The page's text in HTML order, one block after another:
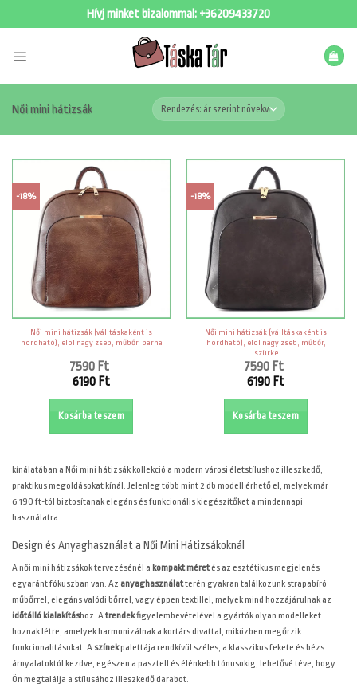
Hívj minket bizalommal: +36209433720
Női mini hátizsák
-18%
Női mini hátizsák (válltáskaként is
hordható), elöl nagy zseb, műbőr, barna
7590Ft
Original
7590 Ft.
6190 Ft
Current
price
is:
6190 Ft.
Kosárba teszem
-18%
Női mini hátizsák (válltáskaként is
hordható), elöl nagy zseb, műbőr,
szürke
7590Ft
Original
7590 Ft.
6190 Ft
Current
price
is:
6190 Ft.
Kosárba teszem
kínálatában a Női mini hátizsák kollekció a modern városi életstílushoz illeszkedő,
praktikus megoldásokat kínál. Jelenleg több mint 2 db modell érhető el, melyek már
6 190 ft-tól biztosítanak elegáns és funkcionális kiegészítőket a mindennapi
használatra.
Design és Anyaghasználat a Női Mini Hátizsákoknál
A női mini hátizsákok tervezésénél a kompakt méretés az esztétikus megjelenés
egyaránt fókuszban van. Az anyaghasználatterén gyakran találkozunk strapabíró
műbőrrel, elegáns valódi bőrrel, vagy éppen textillel, melyek mind hozzájárulnak az
időtálló kialakításhoz. A trendekfigyelembevételével a gyártók olyan modelleket
hoznak létre, amelyek harmonizálnak a kortárs divattal, miközben megőrzik
funkcionalitásukat. A színekpalettája rendkívül széles, a klasszikus fekete és bézs
árnyalatoktól kezdve, egészen a pasztell és élénkebb tónusokig, lehetővé téve, hogy
Ön megtalálja a stílusához illeszkedő darabot.